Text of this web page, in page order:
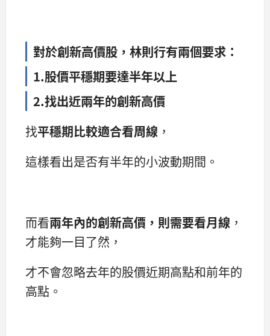
對於創新高價股，林則行有兩個要求：
1.股價平穩期要達半年以上
2.找出近兩年的創新高價
找平穩期比較適合看周線 ，
這樣看出是否有半年的小波動期間。
而看兩年內的創新高價，則需要看月線 ，
才能夠一目了然，
才不會忽略去年的股價近期高點和前年的
高點。